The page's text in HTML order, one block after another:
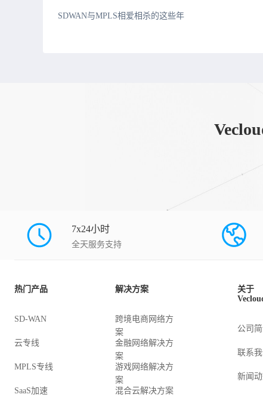
SDWAN与MPLS相爱相杀的这些年
7x24小时
全天服务支持
热门产品
SD-WAN
云专线
MPLS专线
SaaS加速
解决方案
跨境电商网络方
案
金融网络解决方
案
游戏网络解决方
案
混合云解决方案
关于
公司
联系我
新闻